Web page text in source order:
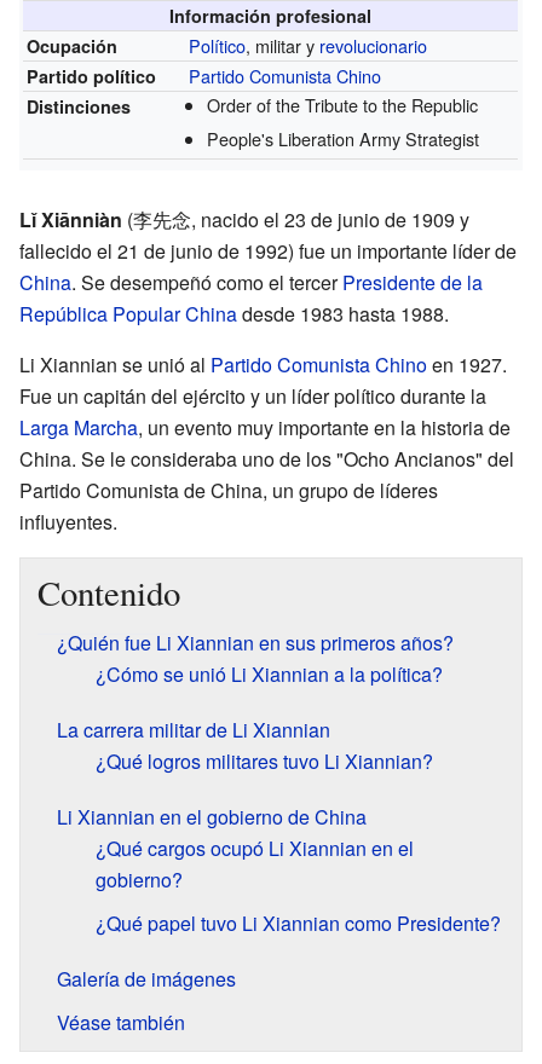
Información profesional
Ocupación
Político, militar y revolucionario
Partido político Partido Comunista Chino
Distinciones
Order of the Tribute to the Republic
People's Liberation Army Strategist
Lǐ Xiānniàn (李先念, nacido el 23 de junio de 1909 y
fallecido el 21 de junio de 1992) fue un importante líder de
China. Se desempeñó como el tercerPresidente de la
República Popular Chinadesde 1983 hasta 1988.
Li Xiannian se unió al Partido Comunista Chinoen 1927.
Fue un capitán del ejército y un líder político durante la
Larga Marcha, un evento muy importante en la historia de
China. Se le consideraba uno de los "Ocho Ancianos" del
Partido Comunista de China, un grupo de líderes
influyentes.
Contenido
¿Quién fue Li Xiannian en sus primeros años?
¿Cómo se unió Li Xiannian a la política?
La carrera militar de Li Xiannian
¿Qué logros militares tuvo Li Xiannian?
Li Xiannian en el gobierno de China
¿Qué cargos ocupó Li Xiannian en el
gobierno?
¿Qué papel tuvo Li Xiannian como Presidente?
Galería de imágenes
Véase también